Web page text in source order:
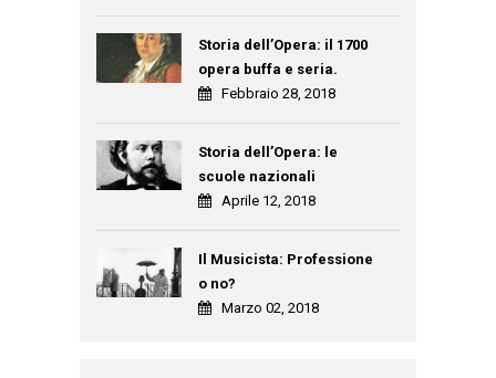
Storia dell’Opera: il 1700
opera buffa e seria.
Febbraio 28, 2018
Storia dell’Opera: le
scuole nazionali
Aprile 12, 2018
Il Musicista: Professione
o no?
Marzo 02, 2018